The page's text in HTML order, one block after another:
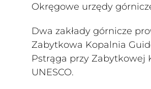
Okręgowe urzędy
Dwa zakłady górnicze
Zabytkowa Kopalnia
Pstrąga przy Zabytkowej
UNESCO.